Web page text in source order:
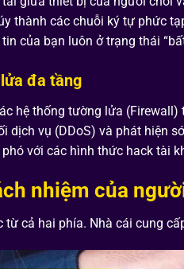
thành các chuỗi ký tự phức
của bạn luôn ở trạng thái
đa tầng
hệ thống tường lửa
dịch vụ (DDoS) và phát hiện
với các hình thức hack tài
nhiệm của
từ cả hai phía. Nhà cái cung